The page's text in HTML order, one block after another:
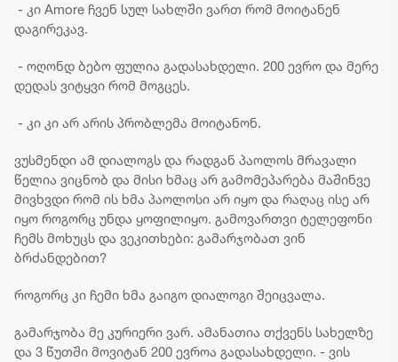
- კი Amore ჩვენ სულ სახლში ვართ რომ მოიტანენ
დაგირეკავ.
- ოღონდ ბებო ფულია გადასახდელი. 200 ევრო და მერე
დედას ვიტყვი რომ მოგცეს.
- კი კი არ არის პრობლემა მოიტანონ.
ვუსმენდი ამ დიალოგს და რადგან პაოლოს მრავალი
წელია ვიცნობ და მისი ხმაც არ გამომეპარება მაშინვე
მივხვდი რომ ის ხმა პაოლოსი არ იყო და რაღაც ისე არ
იყო როგორც უნდა ყოფილიყო. გამოვართვი ტელეფონი
ჩემს მოხუცს და ვეკითხები: გამარჯობათ ვინ
ბრძანდებით?
როგორც კი ჩემი ხმა გაიგო დიალოგი შეიცვალა.
გამარჯობა მე კურიერი ვარ. ამანათია თქვენს სახელზე
და 3 წუთში მოვიტან 200 ევროა გადასახდელი. - ვის